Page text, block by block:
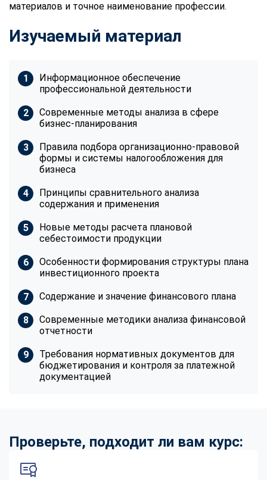
материалов и точное наименование профессии.
Изучаемый материал
Информационное обеспечение
профессиональной деятельности
Современные методы анализа в сфере
бизнес-планирования
Правила подбора организационно-правовой
формы и системы налогообложения для
бизнеса
Принципы сравнительного анализа
содержания и применения
Новые методы расчета плановой
себестоимости продукции
Особенности формирования структуры плана
инвестиционного проекта
Содержание и значение финансового плана
Современные методики анализа финансовой
отчетности
Требования нормативных документов для
бюджетирования и контроля за платежной
документацией
Проверьте, подходит ли вам курс: